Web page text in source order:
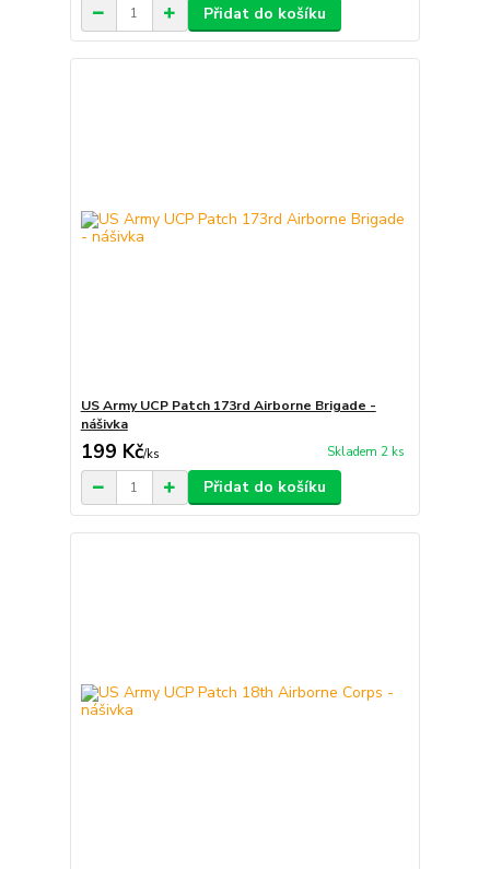
Přidat do košíku
US Army UCP Patch 173rd Airborne Brigade -
nášivka
199 Kč/ks Skladem 2 ks
Přidat do košíku